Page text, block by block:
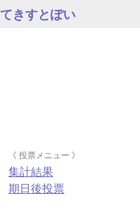
てきすとぽい
《 投票メニュー 》
集計結果
期日後投票
せ。
審査期間は、日付変わりまして本
ださいませ。
てきすとぽい
ご参加ありがとうございました！